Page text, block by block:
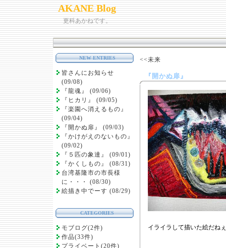
AKANE Blog
更科あかねです。
NEW ENTRIES
皆さんにお知らせ
(09/08)
『龍魂』 (09/06)
『ヒカリ』 (09/05)
『楽園へ消えるもの』
(09/04)
『開かぬ扉』 (09/03)
『かけがえのないもの』
(09/02)
『５匹の象達』 (09/01)
『かくしもの』 (08/31)
台湾基隆市の市長様
に・・・ (08/30)
絵描き中でーす (08/29)
CATEGORIES
モブログ(2件)
作品(33件)
プライベート(20件)
<<未来
『開かぬ扉』
イライラして描いた絵だね